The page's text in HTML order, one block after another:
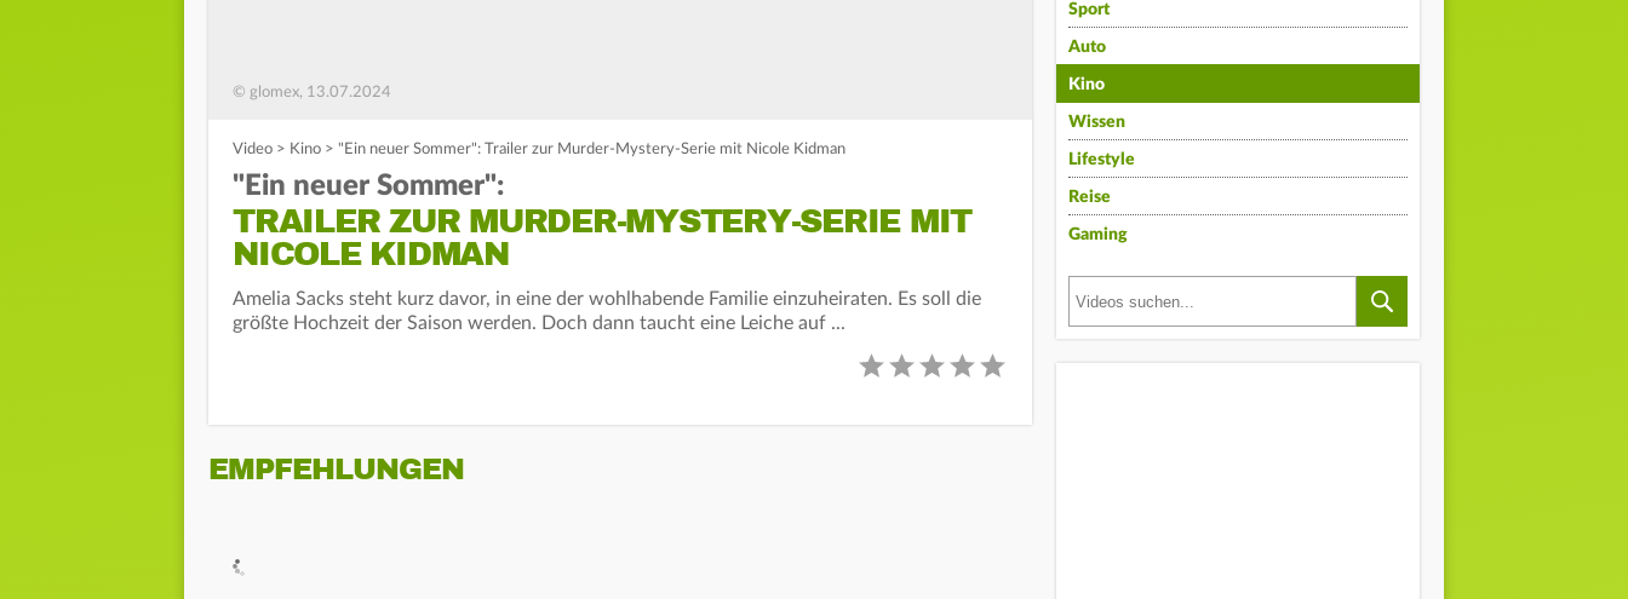
© glomex, 13.07.2024
Video > Kino > "Ein neuer Sommer": Trailer zur Murder-Mystery-Serie mit Nicole Kidman
"Ein neuer Sommer":
TRAILER ZUR MURDER-MYSTERY-SERIE MIT
NICOLE KIDMAN
Amelia Sacks steht kurz davor, in eine der wohlhabende Familie einzuheiraten. Es soll die
größte Hochzeit der Saison werden. Doch dann taucht eine Leiche auf ...
EMPFEHLUNGEN
Sport
Auto
Kino
Wissen
Lifestyle
Reise
Gaming